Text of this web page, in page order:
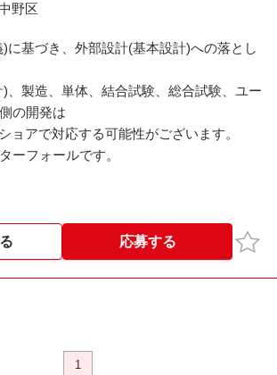
野区
に基づき、外部設計(基本設計)への落とし
、製造、単体、結合試験、総合試験、ユー
の開発は
ョアで対応する可能性がございます。
ーフォールです。
入試験
在募集を終了しております※※
応募する お気
1